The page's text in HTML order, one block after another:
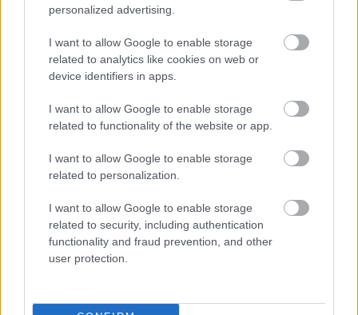
personalized advertising.
I want to allow Google to enable storage
related to analytics like cookies on web or
device identifiers in apps.
I want to allow Google to enable storage
related to functionality of the website or app.
I want to allow Google to enable storage
related to personalization.
I want to allow Google to enable storage
related to security, including authentication
functionality and fraud prevention, and other
user protection.
Los sancionados de la jornada 22: ¿Quiénes suplirán a De Paul &
Jesus Gallo
Nueve jugadores se perderán la jornada 22 de LaLiga 24/25 al estar
sancionados, entre ellos De Paul y Alderete. ¿Quiénes les reemplazarán
en sus respectivos equipos?